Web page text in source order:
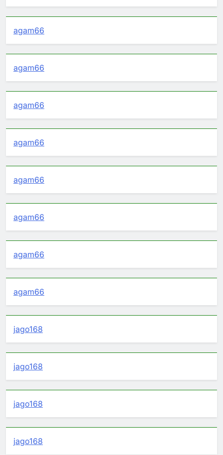
agam66
agam66
agam66
agam66
agam66
agam66
agam66
agam66
jago168
jago168
jago168
jago168